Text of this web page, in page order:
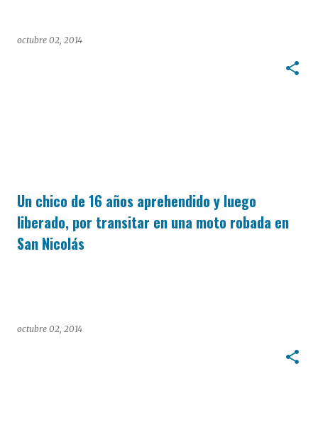
octubre 02, 2014
Un chico de 16 años aprehendido y luego
liberado, por transitar en una moto robada en
San Nicolás
octubre 02, 2014